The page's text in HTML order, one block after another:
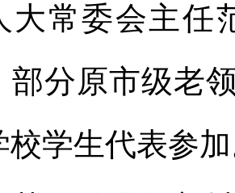
大常委会主任
部分原市级老
校学生代表参